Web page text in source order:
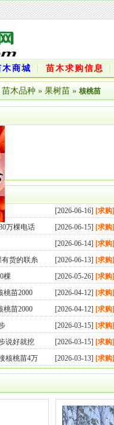
木商城 苗木求购信息
苗木品种 » 果树苗 » 核桃苗
[2026-06-16] [求购]
[2026-06-15]
万棵电话 [求购]
[2026-06-14] [求购]
[2026-06-13]
有货的联糸 [求购]
[2026-05-26]
棵 [求购]
[2026-04-12]
桃苗2000 [求购]
[2026-04-12]
桃苗2000 [求购]
[2026-03-15] [求购]
[2026-03-15]
说好就挖 [求购]
[2026-03-13]
核桃苗4万 [求购]